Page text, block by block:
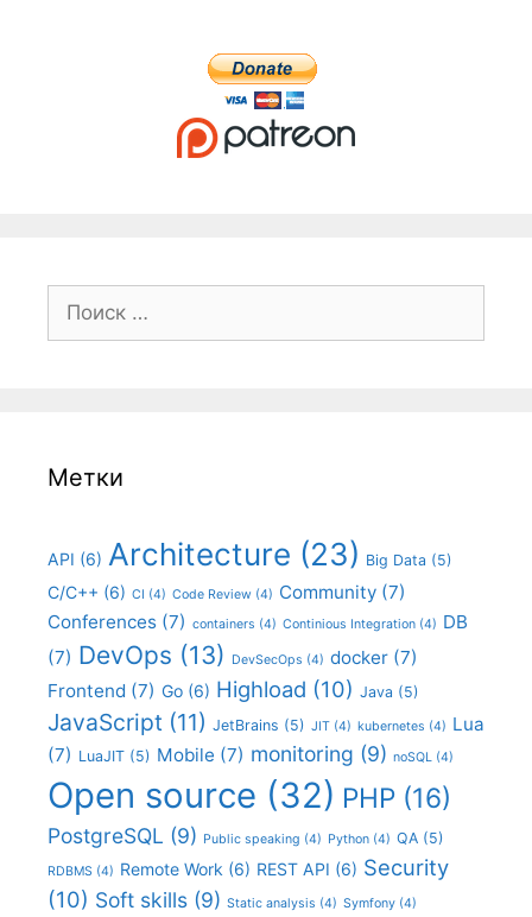
Метки
API (6) Architecture (23) Big Data (5)
C/C++ (6) CI (4) Code Review (4) Community (7)
Conferences (7) containers (4) Continious Integration (4) DB
(7) DevOps (13) DevSecOps (4) docker (7)
Frontend (7) Go (6) Highload (10) Java (5)
JavaScript (11) JetBrains (5) JIT (4) kubernetes (4) Lua
(7) LuaJIT (5) Mobile (7) monitoring (9) noSQL (4)
Open source (32) PHP (16)
PostgreSQL (9) Public speaking (4) Python (4) QA (5)
RDBMS (4) Remote Work (6) REST API (6) Security
(10) Soft skills (9) Static analysis (4) Symfony (4)